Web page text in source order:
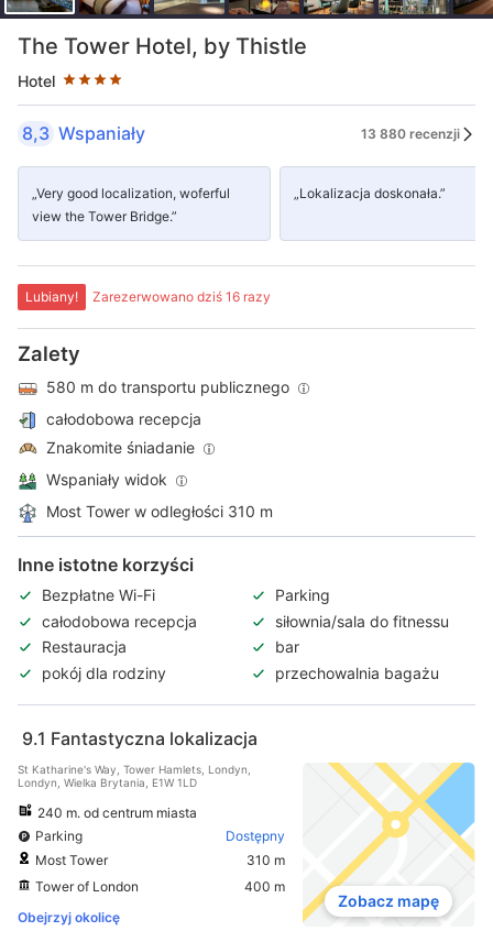
The Tower Hotel, by Thistle
Hotel
Liczba gwiazdek: 4
8,3 Wspaniały 13 880 recenzji
„Very good localization, woferful
view the Tower Bridge.”
„Lokalizacja doskonała.”
Lubiany! Zarezerwowano dziś 16 razy
Zalety
580 m do transportu publicznego
całodobowa recepcja
Znakomite śniadanie
Wspaniały widok
Most Tower w odległości 310 m
Inne istotne korzyści
Bezpłatne Wi-Fi
Parking
całodobowa recepcja
siłownia/sala do fitnessu
Restauracja
bar
pokój dla rodziny
przechowalnia bagażu
9.1 Fantastyczna lokalizacja
St Katharine's Way, Tower Hamlets, Londyn,
Londyn, Wielka Brytania, E1W 1LD
240 m. od centrum miasta
Parking
Dostępny
Most Tower
310 m
Tower of London
400 m
Obejrzyj okolicę
Zobacz mapę